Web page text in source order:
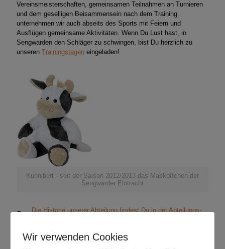
Vereinsmeisterschaften, gemeinsamen Teilnahmen an Turnieren
und dem geselligen Beisammensein nach dem Training
unternehmen wir auch abseits des Sports mit Feiern und
Ausflügen gemeinsame Aktivitäten. Wenn Du Lust hast, in
Sengwarden den Schläger zu schwingen, bist Du herzlich zu
unseren Trainingstagen eingeladen!
Kuhnibert - seit der Saison 2012/2013 das Maskottchen der
Sengwarder Eintracht
Die Historie unserer Abteilung findest Du in der Abteilungs-
Wir verwenden Cookies